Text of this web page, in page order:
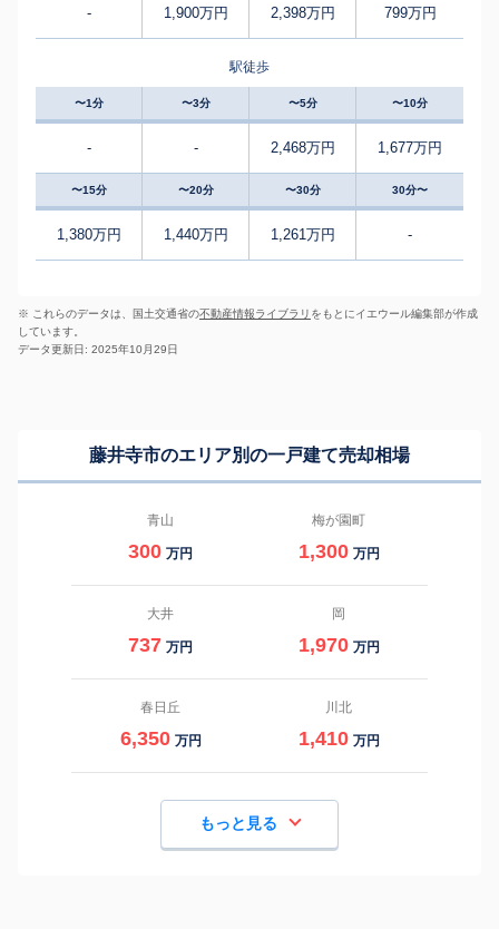
- 1,900万円 2,398万円 799万円
駅徒歩
〜1分 〜3分 〜5分 〜10分
- - 2,468万円 1,677万円
〜15分 〜20分 〜30分 30分〜
1,380万円 1,440万円 1,261万円 -
※ これらのデータは、国土交通省の不動産情報ライブラリ をもとにイエウール編集部が作成
しています。
データ更新日: 2025年10月29日
藤井寺市のエリア別の一戸建て売却相場
青山
300 万円
梅が園町
1,300 万円
大井
737 万円
岡
1,970 万円
春日丘
6,350 万円
川北
1,410 万円
もっと見る